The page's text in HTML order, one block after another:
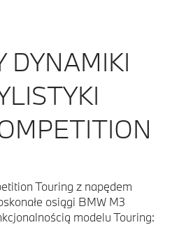
DYNAMIKI
Touring z napędem
osiągi BMW M3
modelu Touring: